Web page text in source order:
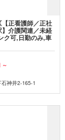
正看護師／正社
】介護関連／未経
ク可,日勤のみ,車
～
神井2-165-1